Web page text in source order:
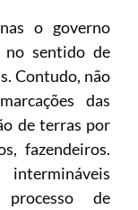
o governo
no sentido de
Contudo, não
das
de terras por
fazendeiros.
de